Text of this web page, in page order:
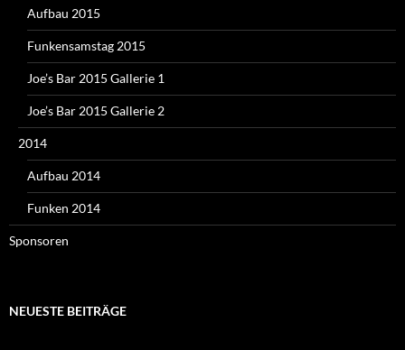
Aufbau 2015
Funkensamstag 2015
Joe’s Bar 2015 Gallerie 1
Joe’s Bar 2015 Gallerie 2
2014
Aufbau 2014
Funken 2014
Sponsoren
NEUESTE BEITRÄGE